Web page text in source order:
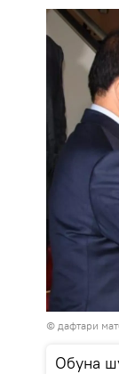
© дафтари
Обуна